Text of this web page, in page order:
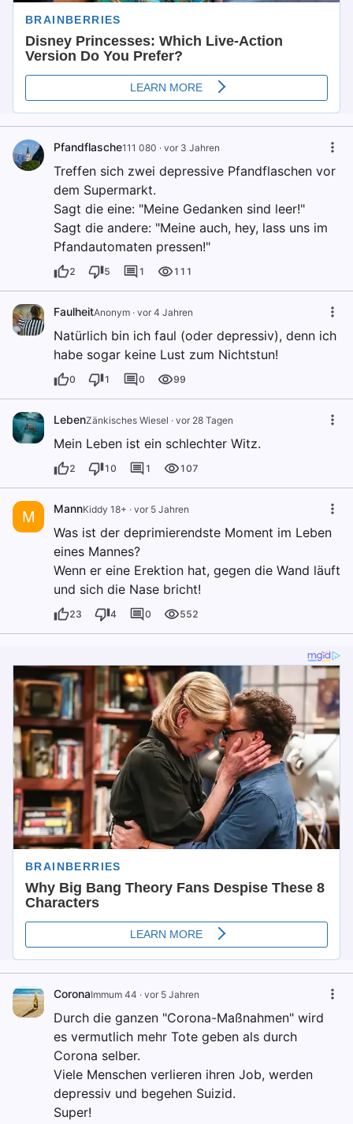
Pfandflasche111 080 · vor 3 Jahren
Treffen sich zwei depressive Pfandflaschen vor
dem Supermarkt.
Sagt die eine: "Meine Gedanken sind leer!"
Sagt die andere: "Meine auch, hey, lass uns im
Pfandautomaten pressen!"
2 5 1 111
FaulheitAnonym · vor 4 Jahren
Natürlich bin ich faul (oder depressiv), denn ich
habe sogar keine Lust zum Nichtstun!
0 1 0 99
LebenZänkisches Wiesel · vor 28 Tagen
Mein Leben ist ein schlechter Witz.
2 10 1 107
M MannKiddy 18+ · vor 5 Jahren
Was ist der deprimierendste Moment im Leben
eines Mannes?
Wenn er eine Erektion hat, gegen die Wand läuft
und sich die Nase bricht!
23 4 0 552
CoronaImmum 44 · vor 5 Jahren
Durch die ganzen "Corona-Maßnahmen" wird
es vermutlich mehr Tote geben als durch
Corona selber.
Viele Menschen verlieren ihren Job, werden
depressiv und begehen Suizid.
Super!